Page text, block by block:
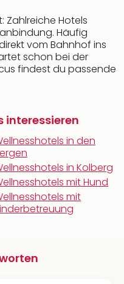
Zahlreiche Hotels
Häufig
vom Bahnhof ins
schon bei der
findest du passende
interessieren
in den
in Kolberg
mit Hund
mit